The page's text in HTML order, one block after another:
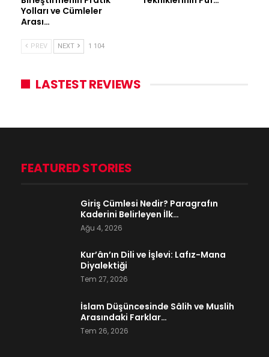
Yolları ve Cümleler
Arası…
PREV NEXT 1 104
LASTEST REVIEWS
FEATURED STORIES
Giriş Cümlesi Nedir? Paragrafın
Kaderini Belirleyen İlk…
Ağu 4, 2026
Kur’ân’ın Dili ve İşlevi: Lafız-Mana
Diyalektiği
Tem 27, 2026
İslam Düşüncesinde Sâlih ve Muslih
Arasındaki Farklar…
Tem 26, 2026